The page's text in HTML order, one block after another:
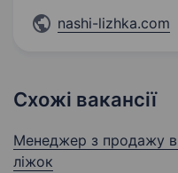
nashi-lizhka.com
Схожі вакансії
Менеджер з продажу в
ліжок